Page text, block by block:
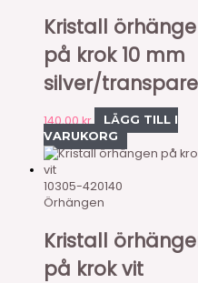
Kristall örhänge
på krok 10 mm
silver/
140,00kr
LÄGG TILL I
VARUKORG
10305-420140
Örhängen
Kristall
på krok vit